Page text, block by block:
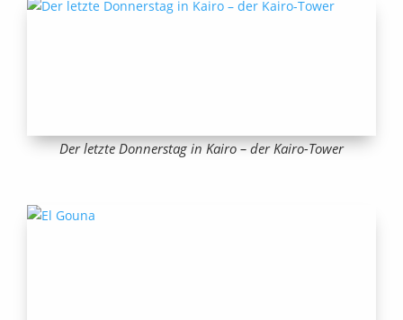
Der letzte Donnerstag in Kairo – der Kairo-Tower